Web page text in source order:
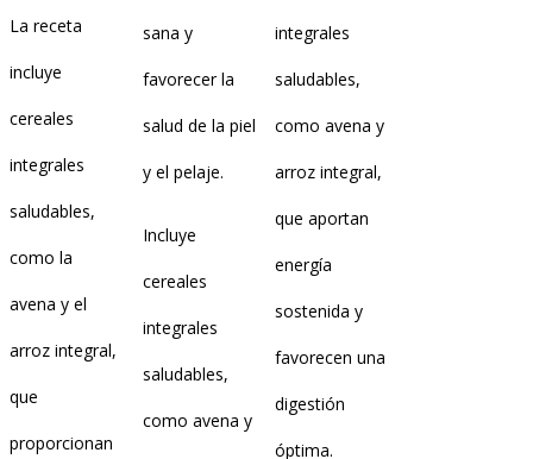
La receta
incluye
cereales
integrales
saludables,
como la
avena y el
arroz integral,
que
proporcionan
sana y
favorecer la
salud de la piel
y el pelaje.
Incluye
cereales
integrales
saludables,
como avena y
integrales
saludables,
como avena y
arroz integral,
que aportan
energía
sostenida y
favorecen una
digestión
óptima.